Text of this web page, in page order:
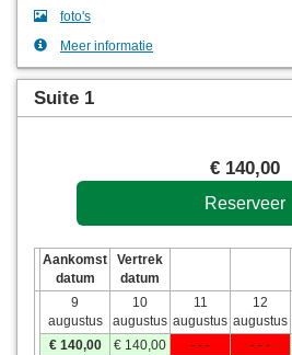
foto's
Meer informatie
Suite 1
€ 140,00
Aankomst
datum
Vertrek
datum
9
augustus
10
augustus
11
augustus
12
augustus
€ 140,00 € 140,00 - - - - - -